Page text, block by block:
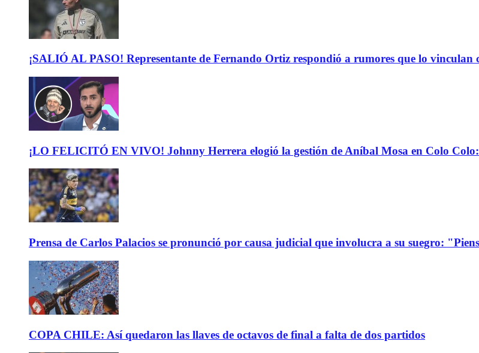
¡SALIÓ AL PASO! Representante de Fernando Ortiz respondió a rumores que lo vinculan
¡LO FELICITÓ EN VIVO! Johnny Herrera elogió la gestión de Aníbal Mosa en Colo
Prensa de Carlos Palacios se pronunció por causa judicial que involucra a su suegro:
COPA CHILE: Así quedaron las llaves de octavos de final a falta de dos partidos